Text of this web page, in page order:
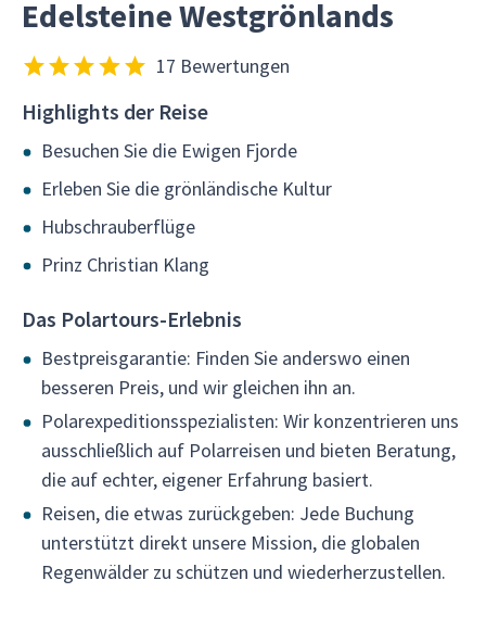
Edelsteine Westgrönlands
17 Bewertungen
Highlights der Reise
Besuchen Sie die Ewigen Fjorde
Erleben Sie die grönländische Kultur
Hubschrauberflüge
Prinz Christian Klang
Das Polartours-Erlebnis
Bestpreisgarantie: Finden Sie anderswo einen
besseren Preis, und wir gleichen ihn an.
Polarexpeditionsspezialisten: Wir konzentrieren uns
ausschließlich auf Polarreisen und bieten Beratung,
die auf echter, eigener Erfahrung basiert.
Reisen, die etwas zurückgeben: Jede Buchung
unterstützt direkt unsere Mission, die globalen
Regenwälder zu schützen und wiederherzustellen.